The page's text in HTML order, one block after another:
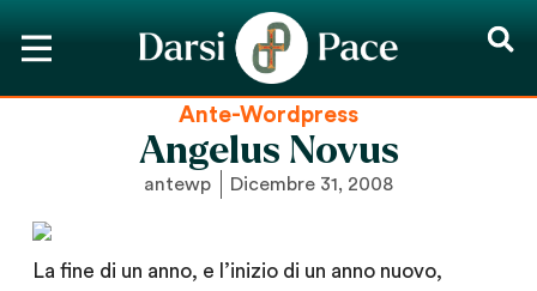
Ante-Wordpress
Angelus Novus
antewp Dicembre 31, 2008
La fine di un anno, e l’inizio di un anno nuovo,